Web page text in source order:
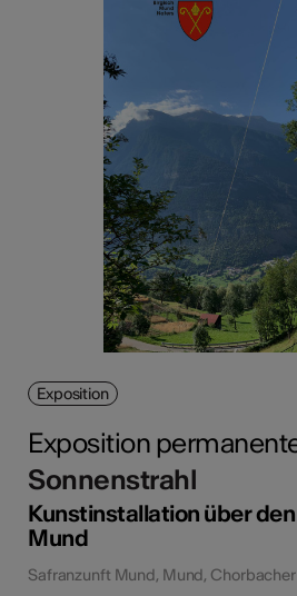
Exposition
Exposition
Sonnenstrahl
Kunstinstallation über
Mund
Safranzunft Mund, Mund, Chorbacher